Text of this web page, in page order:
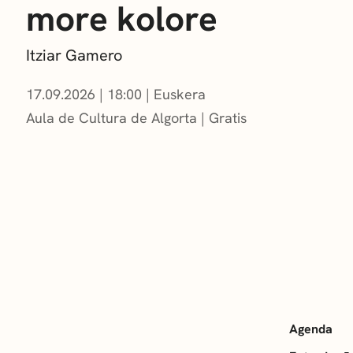
more kolore
Itziar Gamero
17.09.2026 | 18:00
Euskera
Aula de Cultura de Algorta
Gratis
Agenda